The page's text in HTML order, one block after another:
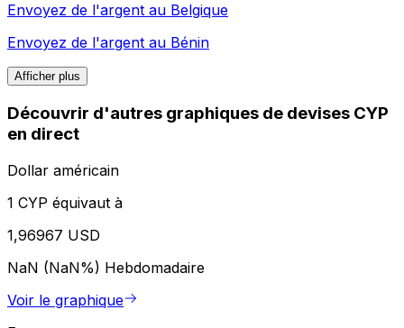
Envoyez de l'argent au Belgique
Envoyez de l'argent au Bénin
Afficher plus
Découvrir d'autres graphiques de devises CYP
en direct
Dollar américain
1 CYP équivaut à
1,96967 USD
NaN (NaN%) Hebdomadaire
Voir le graphique